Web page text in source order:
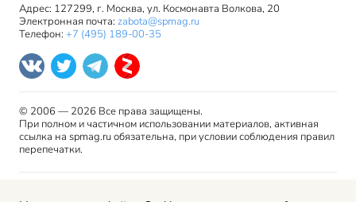
Адрес: 127299, г. Москва, ул. Космонавта Волкова, 20
Электронная почта: zabota@spmag.ru
Телефон: +7 (495) 189-00-35
© 2006 — 2026 Все права защищены.
При полном и частичном использовании материалов, активная
ссылка на spmag.ru обязательна, при условии соблюдения правил
перепечатки.